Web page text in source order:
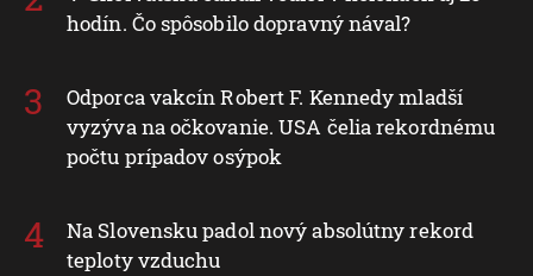
hodín. Čo spôsobilo dopravný nával?
Odporca vakcín Robert F. Kennedy mladší
vyzýva na očkovanie. USA čelia rekordnému
počtu prípadov osýpok
Na Slovensku padol nový absolútny rekord
teploty vzduchu